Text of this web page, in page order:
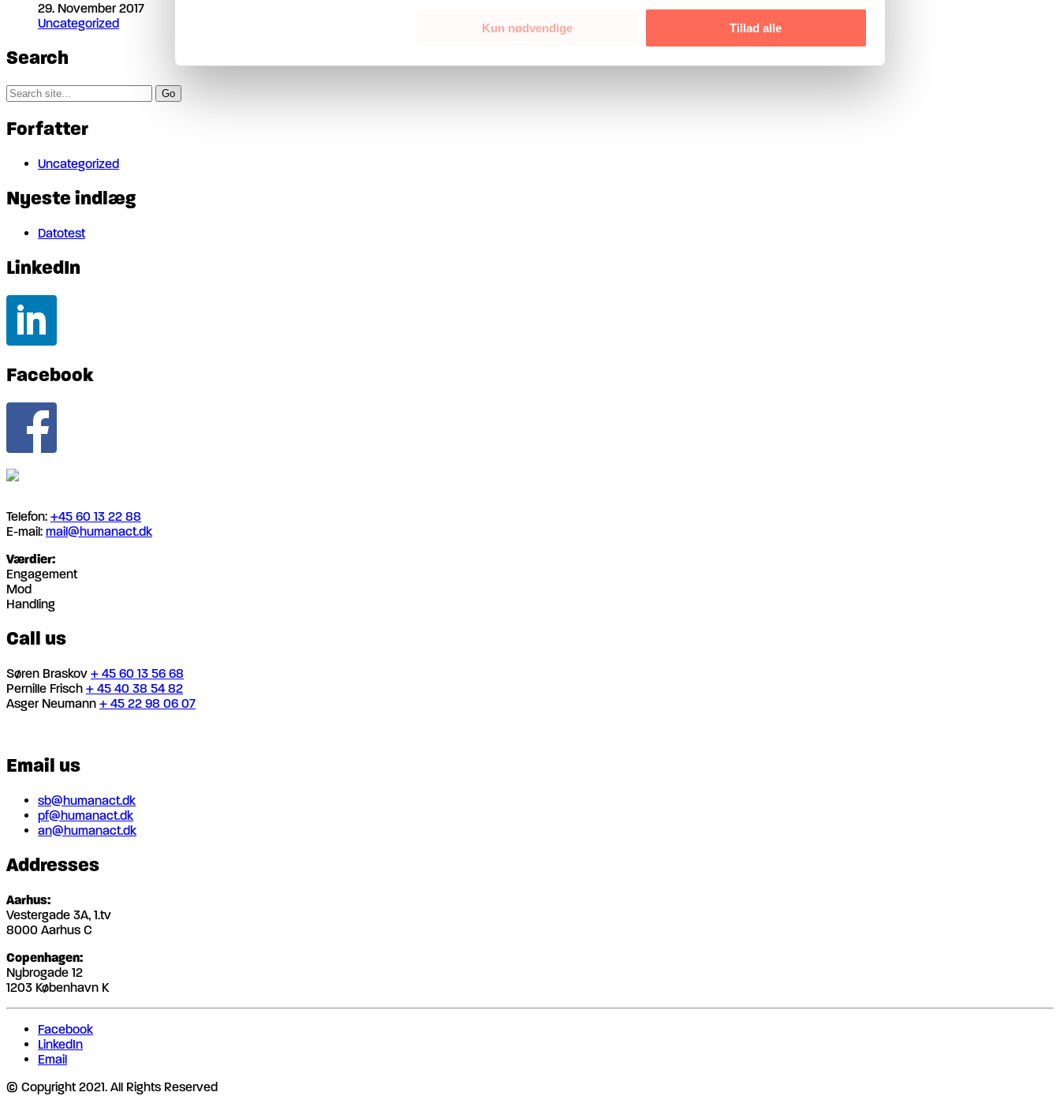
Kun nødvendige Tillad alle
29. November 2017
Uncategorized
Search
Search
for:
Forfatter
Uncategorized
Nyeste indlæg
Datotest
LinkedIn
Facebook
Telefon: +45 60 13 22 88
E-mail: mail@humanact.dk
Værdier:
Engagement
Mod
Handling
Call us
Søren Braskov + 45 60 13 56 68
Pernille Frisch + 45 40 38 54 82
Asger Neumann + 45 22 98 06 07
Email us
sb@humanact.dk
pf@humanact.dk
an@humanact.dk
Addresses
Aarhus:
Vestergade 3A, 1.tv
8000 Aarhus C
Copenhagen:
Nybrogade 12
1203 København K
Facebook
LinkedIn
Email
© Copyright 2021. All Rights Reserved